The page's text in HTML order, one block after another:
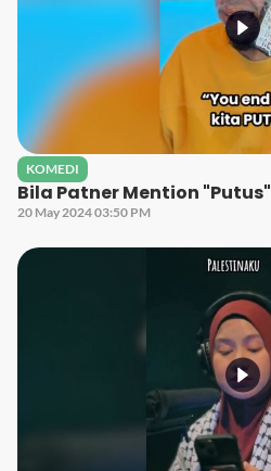
KOMEDI
Bila Patner Mention "Putus"
20 May 2024 03:50 PM